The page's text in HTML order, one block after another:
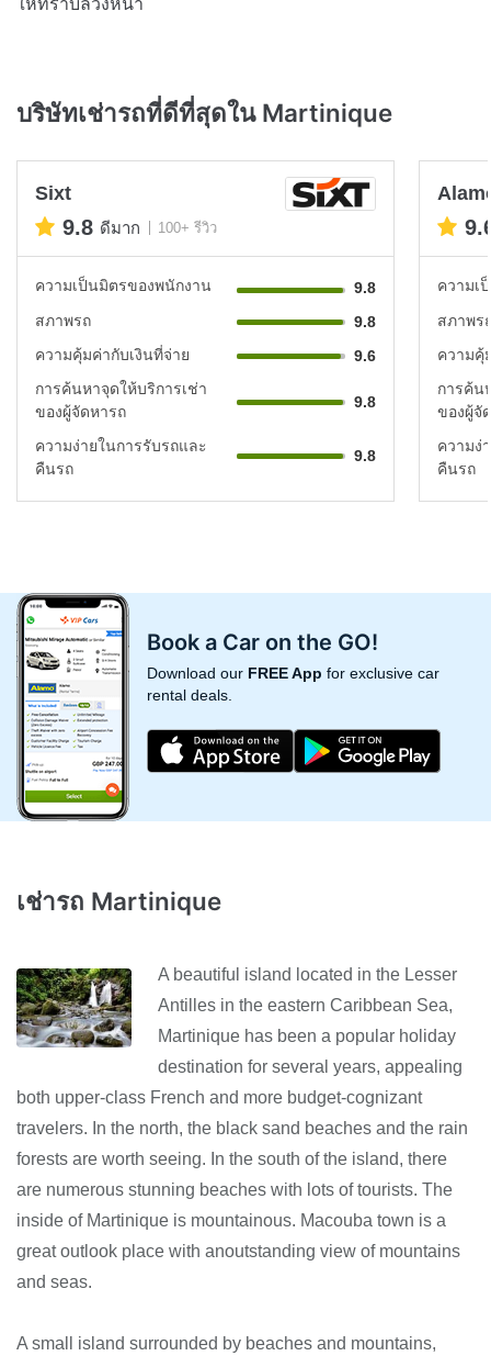
ให้ทราบล่วงหน้า
บริษัทเช่ารถที่ดีที่สุดใน Martinique
Sixt
9.8 ดีมาก 100+ รีวิว
ความเป็นมิตรของพนักงาน
9.8
สภาพรถ
9.8
ความคุ้มค่ากับเงินที่จ่าย
9.6
การค้นหาจุดให้บริการเช่า
ของผู้จัดหารถ
9.8
ความง่ายในการรับรถและ
คืนรถ
9.8
ความเ
สภาพร
ความคุ้
การค้น
ของผู้จั
ความง่
คืนรถ
Book a Car on the GO!
Download our FREE App for exclusive car
rental deals.
เช่ารถ Martinique
A beautiful island located in the Lesser
Antilles in the eastern Caribbean Sea,
Martinique has been a popular holiday
destination for several years, appealing
both upper-class French and more budget-cognizant
travelers. In the north, the black sand beaches and the rain
forests are worth seeing. In the south of the island, there
are numerous stunning beaches with lots of tourists. The
inside of Martinique is mountainous. Macouba town is a
great outlook place with anoutstanding view of mountains
and seas.
A small island surrounded by beaches and mountains,